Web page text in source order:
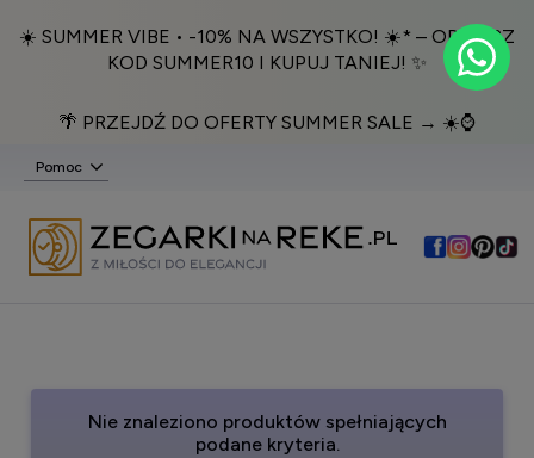
☀️ SUMMER VIBE • -10% NA WSZYSTKO! ☀️* – ODBIERZ
KOD SUMMER10 I KUPUJ TANIEJ! ✨
🌴 PRZEJDŹ DO OFERTY SUMMER SALE → ☀️⌚️
Pomoc
Nie znaleziono produktów spełniających
podane kryteria.